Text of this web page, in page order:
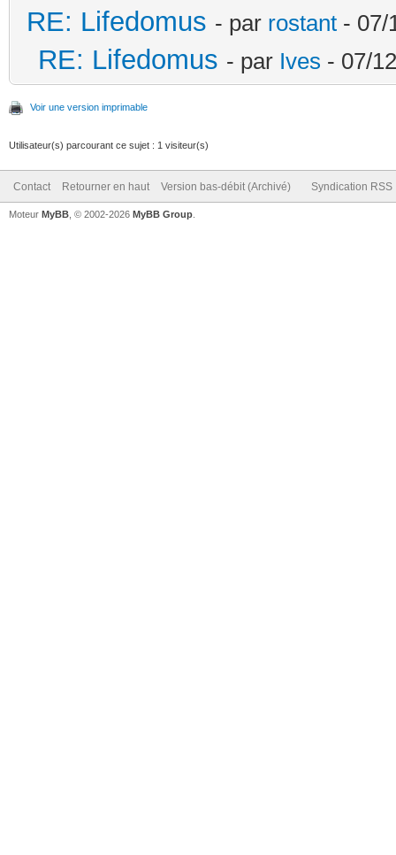
RE: Lifedomus - par rostant - 07/
RE: Lifedomus - par Ives - 07/
Voir une version imprimable
Utilisateur(s) parcourant ce sujet : 1 visiteur(s)
Contact Retourner en haut Version bas-débit (Archivé) Syndication RSS
Moteur MyBB , © 2002-2026 MyBB Group